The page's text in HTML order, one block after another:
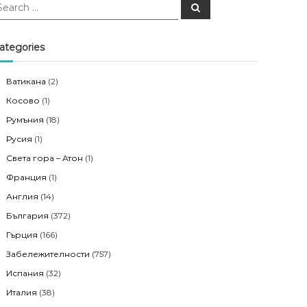
S
e
Ватикана (2)
Косово (1)
Румъния (18)
Русия (1)
Света гора – Атон (1)
Франция (1)
Англия (14)
България (372)
Гърция (166)
Забележителности (757)
Испания (32)
Италия (38)